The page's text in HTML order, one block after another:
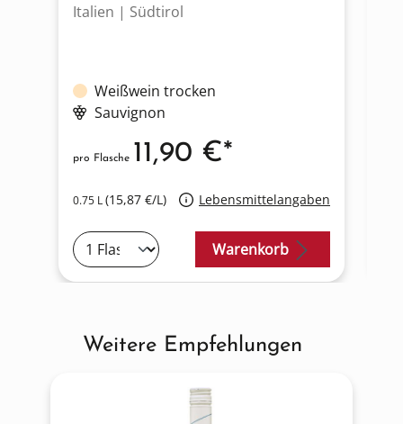
Italien | Südtirol
Weißwein trocken
Sauvignon
0.75 L(15,87 €/L) Lebensmittelangaben
pro Flasche 11,90 €*
Warenkorb
Produktgalerie überspringen
Weitere Empfehlungen